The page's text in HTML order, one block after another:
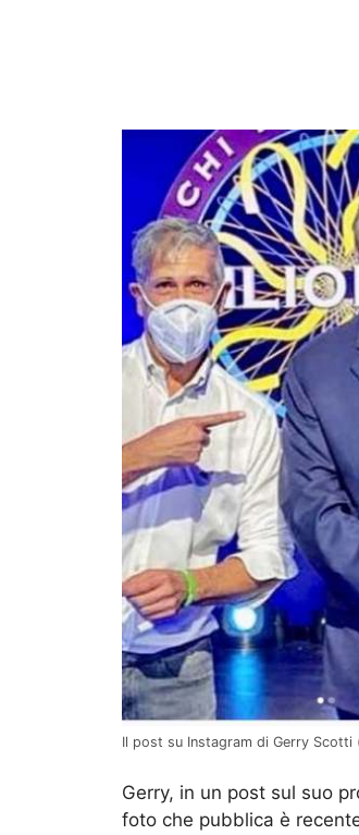
Il post su Instagram di Gerry Scotti
Gerry, in un post sul suo
foto che pubblica è